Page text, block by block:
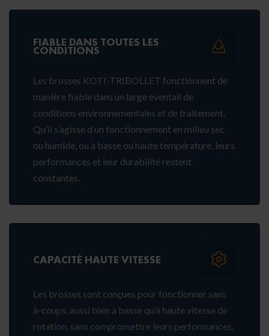
FIABLE DANS TOUTES LES
CONDITIONS
Les brosses KOTI-TRIBOLLET fonctionnent de
manière fiable dans un large éventail de
conditions environnementales et de traitement.
Qu’il s’agisse d’un fonctionnement en milieu sec
ou humide, ou à basse ou haute température, leurs
performances et leur durabilité restent
constantes.
CAPACITÉ HAUTE VITESSE
Les brosses sont conçues pour fonctionner sans
à-coups, aussi bien à basse qu’à haute vitesse de
rotation, sans compromettre leurs performances.